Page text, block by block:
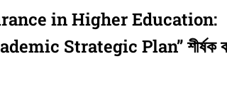
in Higher Education:
Strategic Plan’’ শীর্ষক